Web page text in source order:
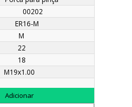
00202
ER16-M
M
22
18
M19x1.00